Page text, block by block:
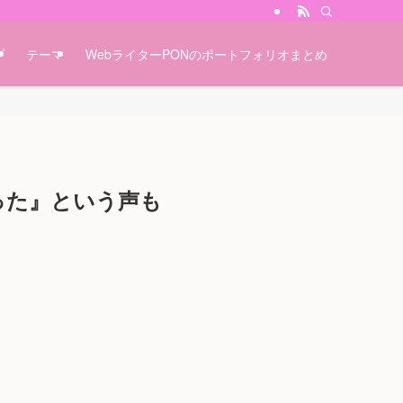
テーマ WebライターPONのポートフォリオまとめ
』という声も